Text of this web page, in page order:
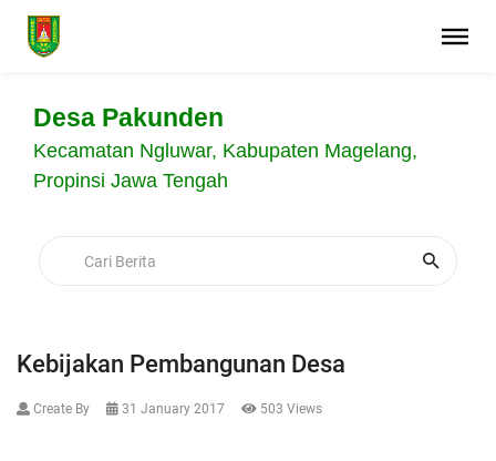
Desa Pakunden
Kecamatan Ngluwar, Kabupaten Magelang,
Propinsi Jawa Tengah
Kebijakan Pembangunan Desa
Create By 31 January 2017 503 Views